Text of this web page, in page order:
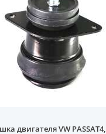
двигателя VW PASSAT4,